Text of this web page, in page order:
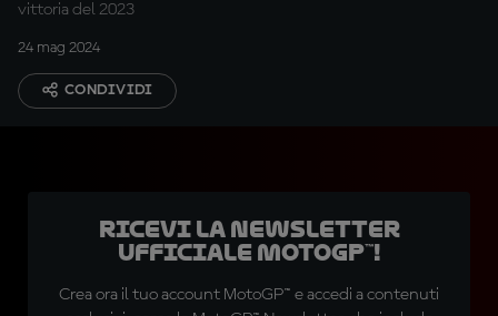
vittoria del 2023
24 mag 2024
CONDIVIDI
Ricevi la newsletter
ufficiale MotoGP™!
Crea ora il tuo account MotoGP™ e accedi a contenuti